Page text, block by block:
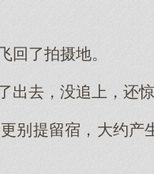
回了拍摄地。
去，没追上，还惊
别提留宿，大约产